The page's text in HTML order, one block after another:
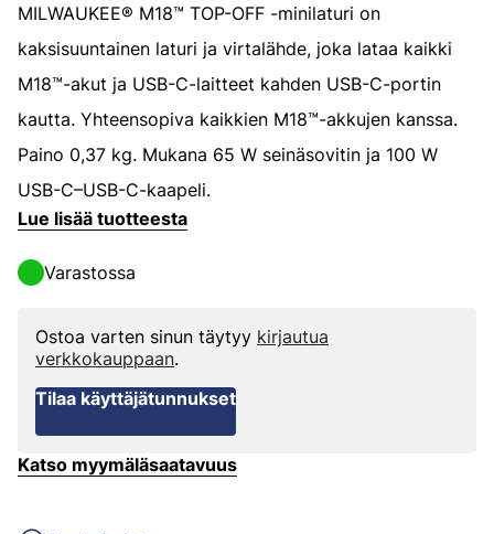
MILWAUKEE® M18™ TOP-OFF -minilaturi on
kaksisuuntainen laturi ja virtalähde, joka lataa kaikki
M18™-akut ja USB-C-laitteet kahden USB-C-portin
kautta. Yhteensopiva kaikkien M18™-akkujen kanssa.
Paino 0,37 kg. Mukana 65 W seinäsovitin ja 100 W
USB-C–USB-C-kaapeli.
Lue lisää tuotteesta
Varastossa
Ostoa varten sinun täytyy kirjautua
verkkokauppaan.
Tilaa käyttäjätunnukset
Katso myymäläsaatavuus